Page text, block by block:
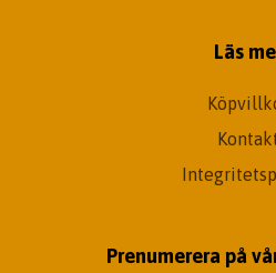
Läs
Prenumerera på